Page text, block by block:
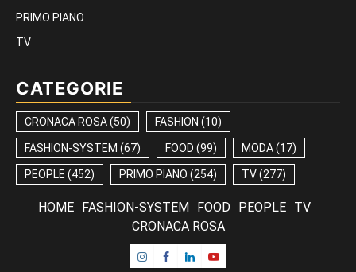
PRIMO PIANO
TV
CATEGORIE
CRONACA ROSA(50) FASHION (10)
FASHION-SYSTEM (67) FOOD (99) MODA(17)
PEOPLE (452) PRIMO PIANO (254) TV(277)
HOME FASHION-SYSTEM FOOD PEOPLE
TV
CRONACA ROSA
Instagram
Facebook
LinkedinYoutube